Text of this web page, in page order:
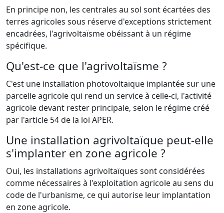
En principe non, les centrales au sol sont écartées des
terres agricoles sous réserve d'exceptions strictement
encadrées, l'agrivoltaïsme obéissant à un régime
spécifique.
Qu'est-ce que l'agrivoltaïsme ?
C'est une installation photovoltaïque implantée sur une
parcelle agricole qui rend un service à celle-ci, l'activité
agricole devant rester principale, selon le régime créé
par l'article 54 de la loi APER.
Une installation agrivoltaïque peut-elle
s'implanter en zone agricole ?
Oui, les installations agrivoltaïques sont considérées
comme nécessaires à l'exploitation agricole au sens du
code de l'urbanisme, ce qui autorise leur implantation
en zone agricole.